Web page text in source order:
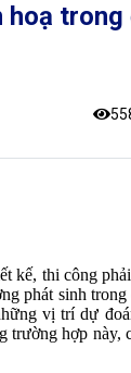
kế, thi công
phát sinh
vị trí dự
trường hợp này,